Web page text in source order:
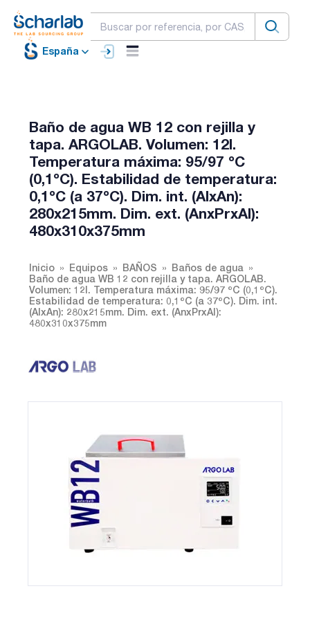
España
Baño de agua WB 12 con rejilla y
tapa. ARGOLAB. Volumen: 12l.
Temperatura máxima: 95/97 ºC
(0,1ºC). Estabilidad de temperatura:
0,1ºC (a 37ºC). Dim. int. (AlxAn):
280x215mm. Dim. ext. (AnxPrxAl):
480x310x375mm
Inicio Equipos BAÑOS
Baños de agua
Baño de agua WB 12 con rejilla y tapa. ARGOLAB.
Volumen: 12l. Temperatura máxima: 95/97 ºC (0,1ºC).
Estabilidad de temperatura: 0,1ºC (a 37ºC). Dim. int.
(AlxAn): 280x215mm. Dim. ext. (AnxPrxAl):
480x310x375mm